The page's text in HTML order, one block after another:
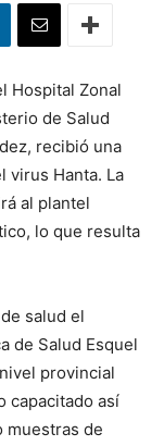
Hospital Zonal
de Salud
recibió una
virus Hanta. La
al plantel
lo que resulta
salud el
de Salud Esquel
provincial
capacitado así
muestras de